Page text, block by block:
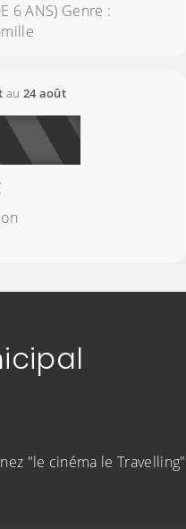
6 ANS) Genre :
2026
au 24août2026
"le cinéma le Travelling"